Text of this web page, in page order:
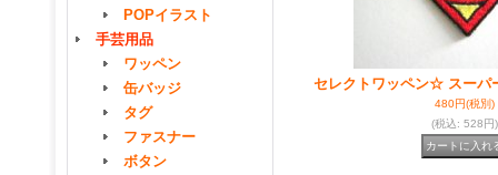
POPイラスト
手芸用品
ワッペン
缶バッジ
タグ
ファスナー
ボタン
セレクトワッペン☆ スーパ
480円(税別)
(税込: 528円)